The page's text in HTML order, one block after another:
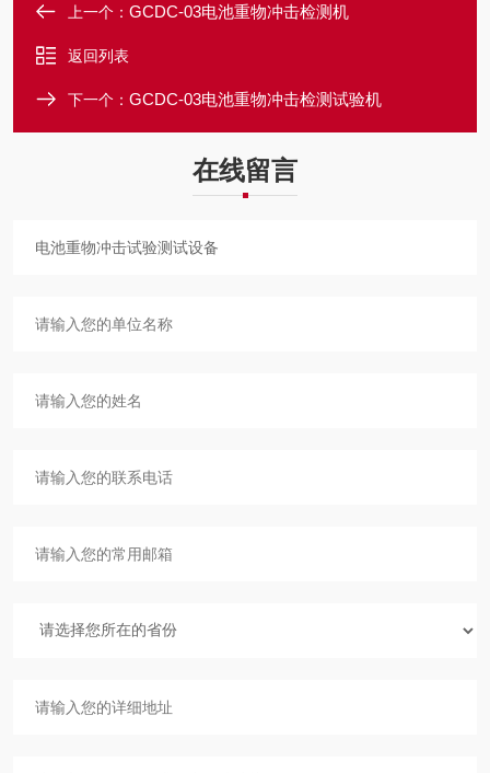
上一个： GCDC-03电池重物冲击检测机
返回列表
下一个： GCDC-03电池重物冲击检测试验机
在线留言